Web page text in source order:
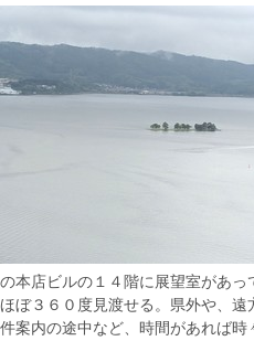
の本店ビルの１４階に展望室があ
ほぼ３６０度見渡せる。県外や、
件案内の途中など、時間があれば